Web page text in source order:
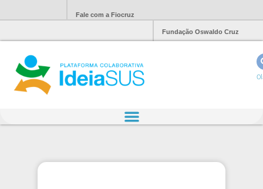
Fale com a Fiocruz
Fundação Oswaldo Cruz